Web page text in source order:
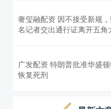
奢玺融配资 因不接受新规
名记者交出通行证离开五角
广发配资 特朗普批准华盛
恢复死刑